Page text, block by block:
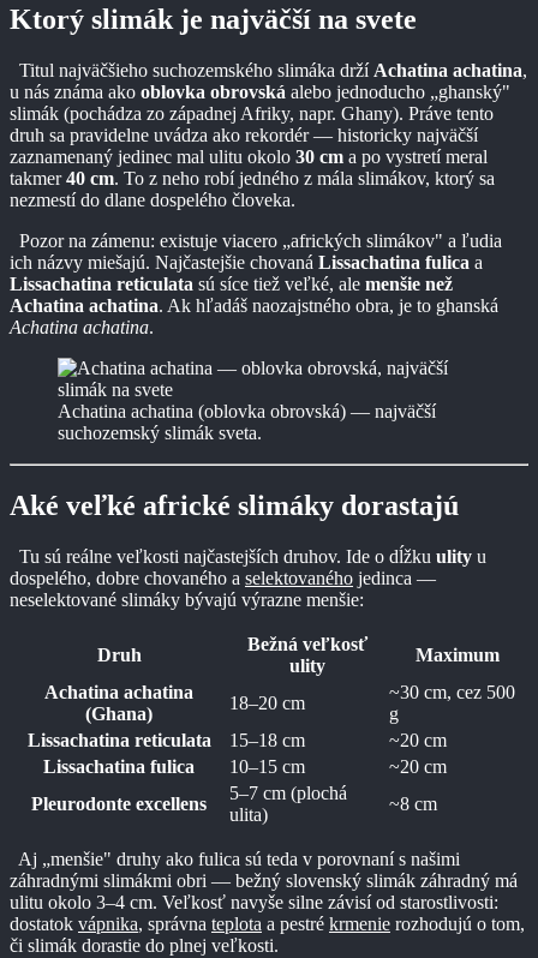
Ktorý slimák je najväčší na svete
Titul najväčšieho suchozemského slimáka drží Achatina achatina,
u nás známa ako oblovka obrovská alebo jednoducho „ghanský"
slimák (pochádza zo západnej Afriky, napr. Ghany). Práve tento
druh sa pravidelne uvádza ako rekordér — historicky najväčší
zaznamenaný jedinec mal ulitu okolo 30 cm a po vystretí meral
takmer40 cm. To z neho robí jedného z mála slimákov, ktorý sa
nezmestí do dlane dospelého človeka.
Pozor na zámenu: existuje viacero „afrických slimákov" a ľudia
ich názvy miešajú. Najčastejšie chovaná Lissachatina fulica a
Lissachatina reticulata sú síce tiež veľké, ale menšie než
Achatina achatina. Ak hľadáš naozajstného obra, je to ghanská
Achatina achatina.
Achatina achatina (oblovka obrovská) — najväčší
suchozemský slimák sveta.
Aké veľké africké slimáky dorastajú
Tu sú reálne veľkosti najčastejších druhov. Ide o dĺžku ulity u
dospelého, dobre chovaného a selektovaného jedinca —
neselektované slimáky bývajú výrazne menšie:
Druh
Bežná veľkosť
ulity
Maximum
Achatina achatina
(Ghana)
18–20 cm
~30 cm, cez 500
g
Lissachatina reticulata
15–18 cm
~20 cm
Lissachatina fulica
10–15 cm
~20 cm
Pleurodonte excellens
5–7 cm (plochá
ulita)
~8 cm
Aj „menšie" druhy ako fulica sú teda v porovnaní s našimi
záhradnými slimákmi obri — bežný slovenský slimák záhradný má
ulitu okolo 3–4 cm. Veľkosť navyše silne závisí od starostlivosti:
dostatok vápnika, správna teplota a pestré krmenie rozhodujú o tom,
či slimák dorastie do plnej veľkosti.